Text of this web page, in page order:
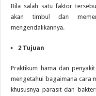
Bila salah satu faktor
akan timbul dan
mengendalikannya.
2 Tujuan
Praktikum hama dan
mengetahui bagaimana cara
khususnya parasit dan